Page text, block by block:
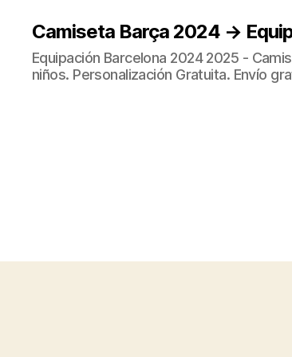
Camiseta Barça 2024 →
Equipación Barcelona 2024 2025 -
niños. Personalización Gratuita. Envío